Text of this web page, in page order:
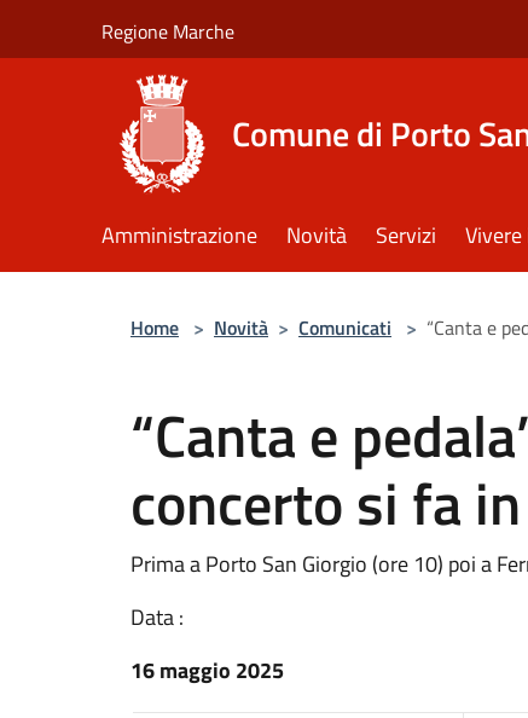
Regione Marche
Comune di Porto
Amministrazione Novità Servizi
Home > Novità > Comunicati > “Canta e
“Canta e
concerto si fa
Prima a Porto San Giorgio (ore 10) poi a
Data :
16 maggio 2025